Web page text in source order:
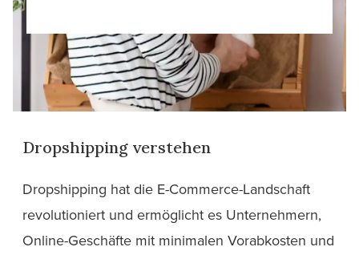
Dropshipping verstehen
Dropshipping hat die E-Commerce-Landschaft
revolutioniert und ermöglicht es Unternehmern,
Online-Geschäfte mit minimalen Vorabkosten und